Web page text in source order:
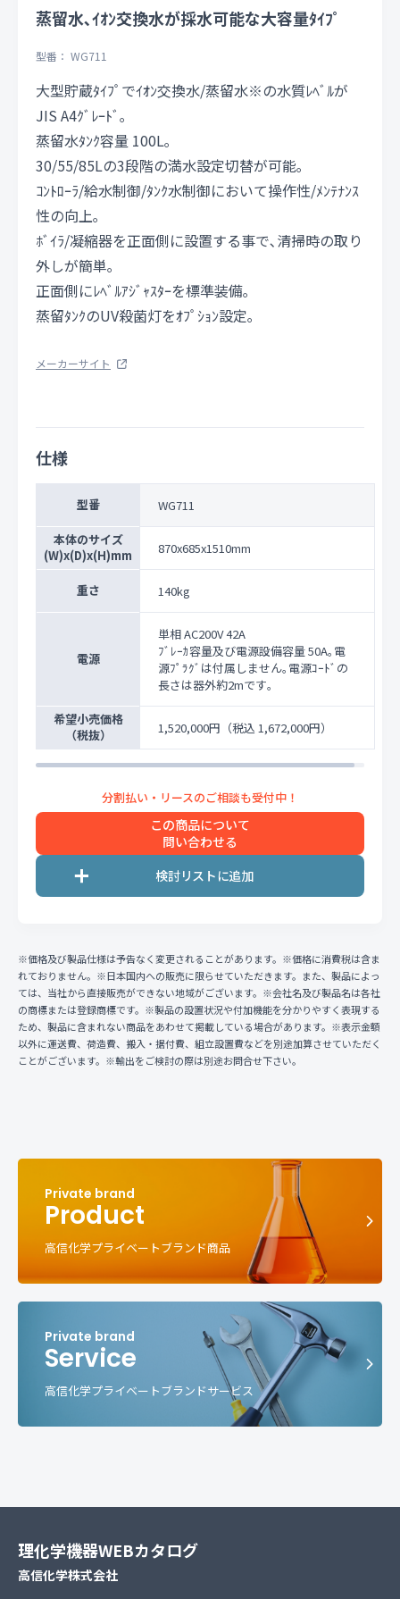
蒸留水､ｲｵﾝ交換水が採水可能な大容量ﾀｲﾌﾟ
型番： WG711
大型貯蔵ﾀｲﾌﾟでｲｵﾝ交換水/蒸留水※の水質ﾚﾍﾞﾙが
JIS A4ｸﾞﾚｰﾄﾞ｡
蒸留水ﾀﾝｸ容量 100L｡
30/55/85Lの3段階の満水設定切替が可能｡
ｺﾝﾄﾛｰﾗ/給水制御/ﾀﾝｸ水制御において操作性/ﾒﾝﾃﾅﾝｽ
性の向上｡
ﾎﾞｲﾗ/凝縮器を正面側に設置する事で､清掃時の取り
外しが簡単｡
正面側にﾚﾍﾞﾙｱｼﾞｬｽﾀｰを標準装備｡
蒸留ﾀﾝｸのUV殺菌灯をｵﾌﾟｼｮﾝ設定｡
メーカーサイト
仕様
型番
WG711
本体のサイズ
(W)x(D)x(H)mm
870x685x1510mm
重さ 140kg
電源
単相 AC200V 42A
ﾌﾞﾚｰｶ容量及び電源設備容量 50A｡電
源ﾌﾟﾗｸﾞは付属しません｡電源ｺｰﾄﾞの
長さは器外約2mです｡
希望小売価格
（税抜）
1,520,000円 （税込 1,672,000円）
この商品について
問い合わせる
※価格及び製品仕様は予告なく変更されることがあります。※価格に消費税は含ま
れておりません。※日本国内への販売に限らせていただきます。また、製品によっ
ては、当社から直接販売ができない地域がございます。※会社名及び製品名は各社
の商標または登録商標です。※製品の設置状況や付加機能を分かりやすく表現する
ため、製品に含まれない商品をあわせて掲載している場合があります。※表示金額
以外に運送費、荷造費、搬入・据付費、組立設置費などを別途加算させていただく
ことがございます。※輸出をご検討の際は別途お問合せ下さい。
Product
高信化学プライベートブランド商品
Service
高信化学プライベートブランドサービス
理化学機器WEBカタログ
高信化学株式会社